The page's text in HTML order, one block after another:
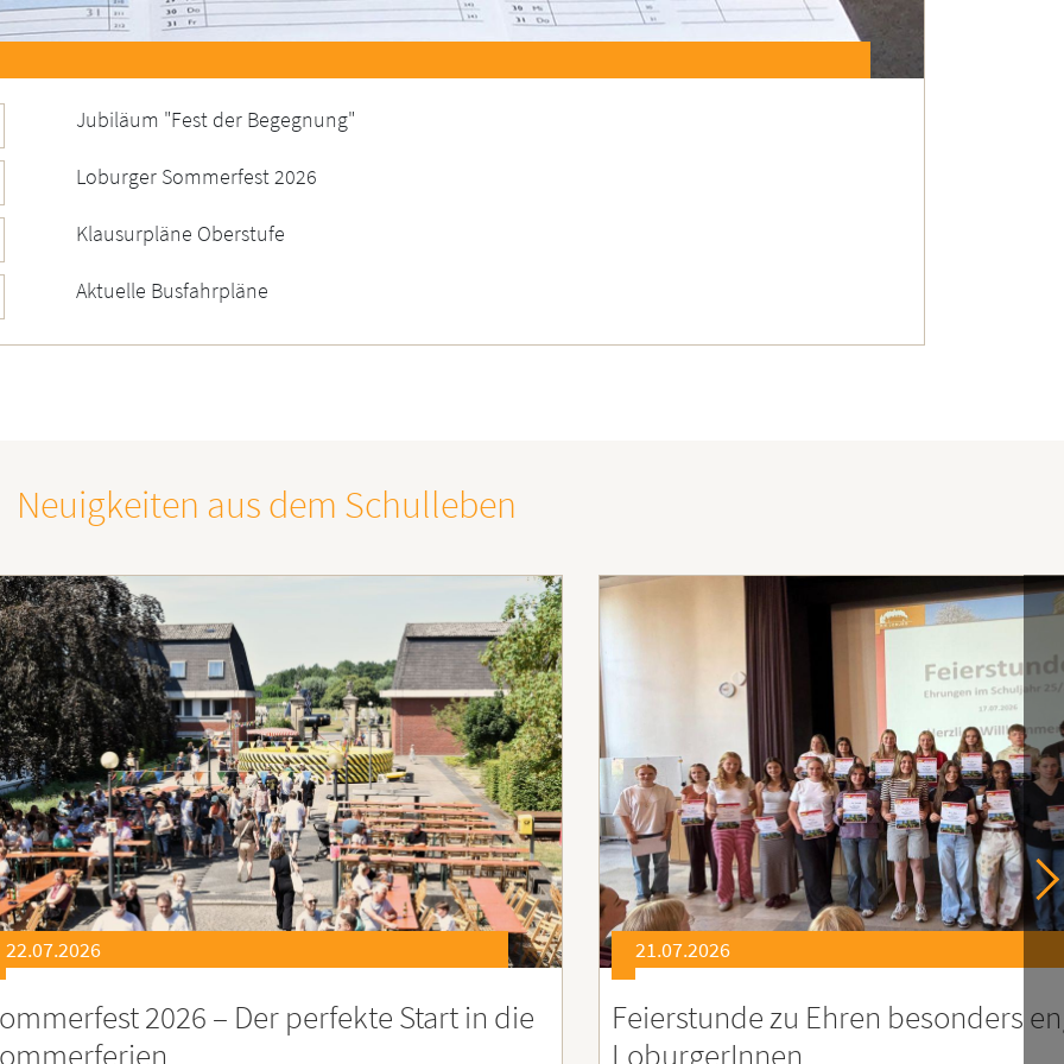
Jubiläum "Fest der Begegnung"
Loburger Sommerfest 2026
Klausurpläne Oberstufe
Aktuelle Busfahrpläne
Neuigkeiten aus dem Schulleben
21.07.2026
zu Ehren besonders engagierter
21.07.2026
Soziales Engagement für
Ruanda – Wir sind dabei!